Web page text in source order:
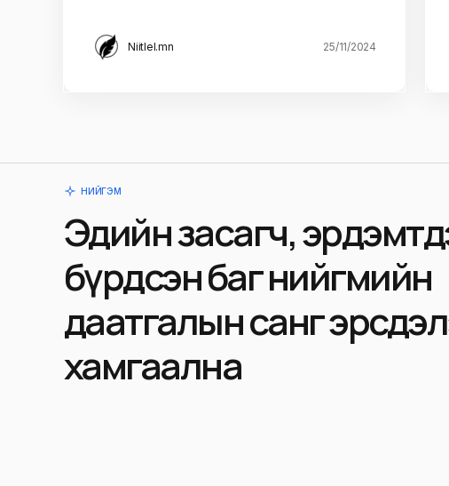
Niitlel.mn 25/11/2024
НИЙГЭМ
Эдийн засагч,
бүрдсэн баг нийгмийн
даатгалын санг
хамгаална